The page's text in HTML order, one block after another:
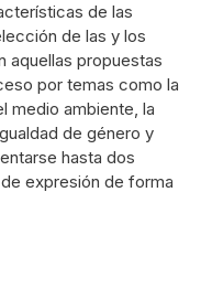
de las
de las y los
aquellas propuestas
por temas como la
medio ambiente, la
de género y
hasta dos
expresión de forma